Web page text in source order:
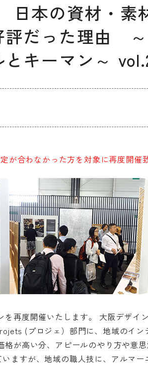
グ
ブラ
日本の資材・素
評だった理由
キーマン～
が合わなかった方を対象に再度開催
再度開催いたします。 大阪デザイ
(プロジェ）部門に、地域のイ
が高い分、アピールのやり方や意
ますが、地域の職人技に、アルマー